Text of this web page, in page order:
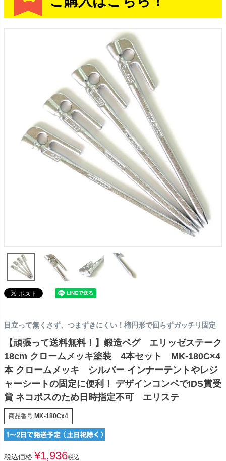
目立って無くさず、つまずきにくい！楕円形で回らずガッチリ固定
【頑張って送料無料！】鍛造ペグ エリッゼステーク
18cm クロームメッキ塗装 4本セット MK-180C×4
本 クロームメッキ シルバー インナーテントやレジ
ャーシートの固定に便利！ デザインコンペでIDS賞受
賞 ネコポスのため日時指定不可 エリステ
商品番号 MK-180Cx4
税込価格 ¥1,936税込